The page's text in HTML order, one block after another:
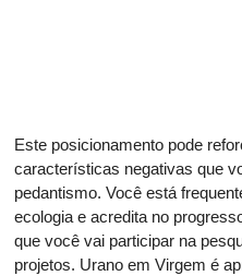
Este posicionamento pode
características negativas que
pedantismo. Você está
ecologia e acredita no
que você vai participar na
projetos. Urano em Virgem é